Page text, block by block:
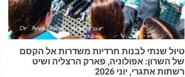
טיול שנתי לבנות חרדיות משדרות אל הקסם
של השרון: אפולוניה, פארק הרצליה ושיט
רשתות אתגרי, יוני 2026